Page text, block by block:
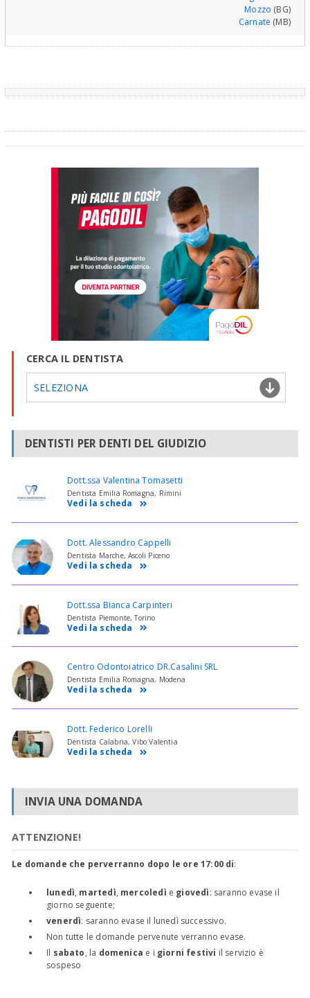
Mozzo (BG)
Carnate (MB)
CERCA IL DENTISTA
SELEZIONA
DENTISTI PER DENTI DEL GIUDIZIO
Dott.ssa Valentina Tomasetti
Dentista Emilia Romagna, Rimini
Vedi la scheda
Dott. Alessandro Cappelli
Dentista Marche, Ascoli Piceno
Vedi la scheda
Dott.ssa Bianca Carpinteri
Dentista Piemonte, Torino
Vedi la scheda
Centro Odontoiatrico DR.Casalini SRL
Dentista Emilia Romagna, Modena
Vedi la scheda
Dott. Federico Lorelli
Dentista Calabria, Vibo Valentia
Vedi la scheda
INVIA UNA DOMANDA
ATTENZIONE!
Le domande che perverranno dopo le ore 17:00 di:
lunedì, martedì, mercoledì e giovedì: saranno evase il
giorno seguente;
venerdì: saranno evase il lunedì successivo.
Non tutte le domande pervenute verranno evase.
Il sabato, la domenica e i giorni festivi il servizio è
sospeso